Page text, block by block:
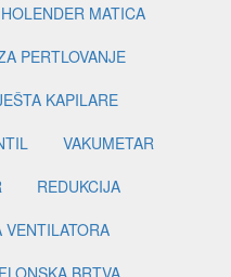
HOLENDER MATICA
PERTLOVANJE
KAPILARE
VAKUMETAR
REDUKCIJA
VENTILATORA
BRTVA